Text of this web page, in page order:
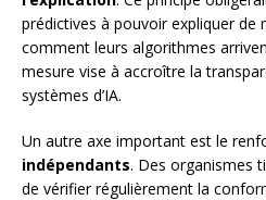
prédictives à pouvoir expliquer de
comment leurs algorithmes
mesure vise à accroître la
systèmes d’IA.
Un autre axe important est le
indépendants. Des organismes
de vérifier régulièrement la